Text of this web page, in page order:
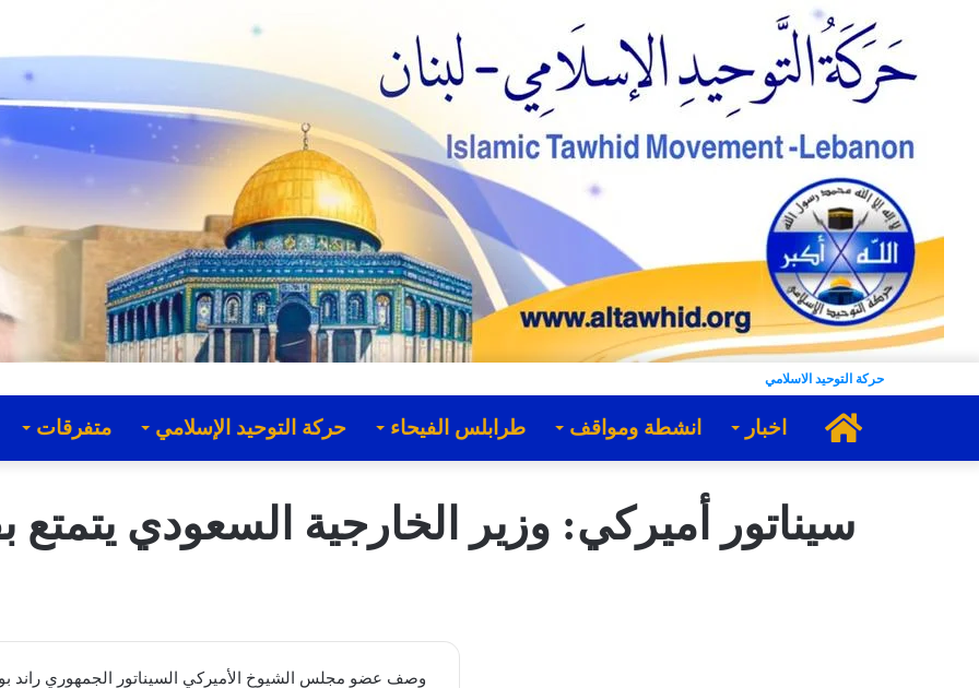
حركة التوحيد الاسلامي
الرئيسية
اخبار انشطة ومواقف طرابلس الفيحاء حركة التوحيد الإسلامي متفرقات
سيناتور أميركي: وزير الخارجية السعودي يتمتع
وصف عضو ​مجلس الشيوخ الأميركي​ السيناتور الجمهوري راند